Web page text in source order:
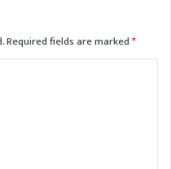
Required fields are marked*